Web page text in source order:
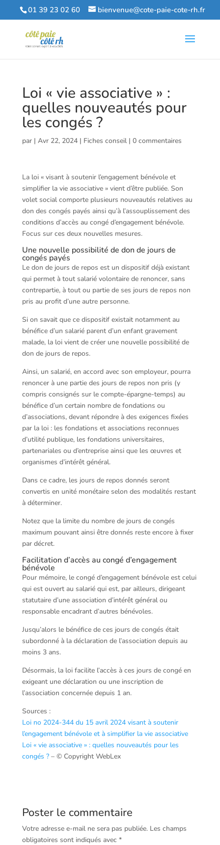
01 39 23 02 60 bienvenue@cote-paie-cote-rh.fr
Loi « vie associative » :
quelles nouveautés pour
les congés ?
par | Avr 22, 2024| Fiches conseil| 0 commentaires
La loi « visant à soutenir l’engagement bénévole et
simplifier la vie associative » vient d’être publiée. Son
volet social comporte plusieurs nouveautés relatives au
don des congés payés ainsi qu’à l’assouplissement des
conditions d’accès au congé d’engagement bénévole.
Focus sur ces deux nouvelles mesures.
Une nouvelle possibilité de don de jours de
congés payés
Le don de jours de repos est un dispositif déjà existant
qui permet à tout salarié volontaire de renoncer, sans
contrepartie, à tout ou partie de ses jours de repos non
pris au profit d’une autre personne.
Si on savait que ce dispositif existait notamment au
bénéfice d’un salarié parent d’un enfant gravement
malade, la loi vient de créer une nouvelle possibilité de
don de jours de repos.
Ainsi, un salarié, en accord avec son employeur, pourra
renoncer à une partie des jours de repos non pris (y
compris consignés sur le compte-épargne-temps) au
bénéfice d’un certain nombre de fondations ou
d’associations, devant répondre à des exigences fixées
par la loi : les fondations et associations reconnues
d’utilité publique, les fondations universitaires,
partenariales ou d’entreprise ainsi que les œuvres et
organismes d’intérêt général.
Dans ce cadre, les jours de repos donnés seront
convertis en unité monétaire selon des modalités restant
à déterminer.
Notez que la limite du nombre de jours de congés
maximum pouvant ainsi être donnés reste encore à fixer
par décret.
Facilitation d’accès au congé d’engagement
bénévole
Pour mémoire, le congé d’engagement bénévole est celui
qui est ouvert au salarié qui est, par ailleurs, dirigeant
statutaire d’une association d’intérêt général ou
responsable encadrant d’autres bénévoles.
Jusqu’alors le bénéfice de ces jours de congés était
subordonné à la déclaration de l’association depuis au
moins 3 ans.
Désormais, la loi facilite l’accès à ces jours de congé en
exigeant une déclaration ou une inscription de
l’association concernée depuis 1 an.
Sources :
Loi no 2024-344 du 15 avril 2024 visant à soutenir
l’engagement bénévole et à simplifier la vie associative
Loi « vie associative » : quelles nouveautés pour les
congés ?– © Copyright WebLex
Poster le commentaire
Votre adresse e-mail ne sera pas publiée. Les champs
obligatoires sont indiqués avec *